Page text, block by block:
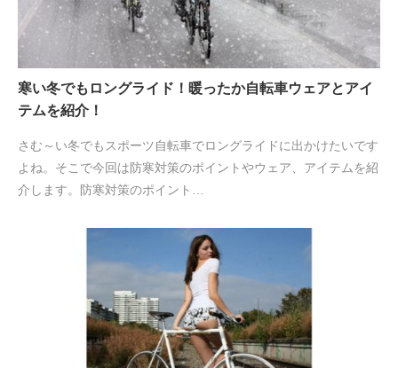
寒い冬でもロングライド！暖ったか自転車ウェアとアイ
テムを紹介！
さむ～い冬でもスポーツ自転車でロングライドに出かけたいです
よね。そこで今回は防寒対策のポイントやウェア、アイテムを紹
介します。防寒対策のポイント…